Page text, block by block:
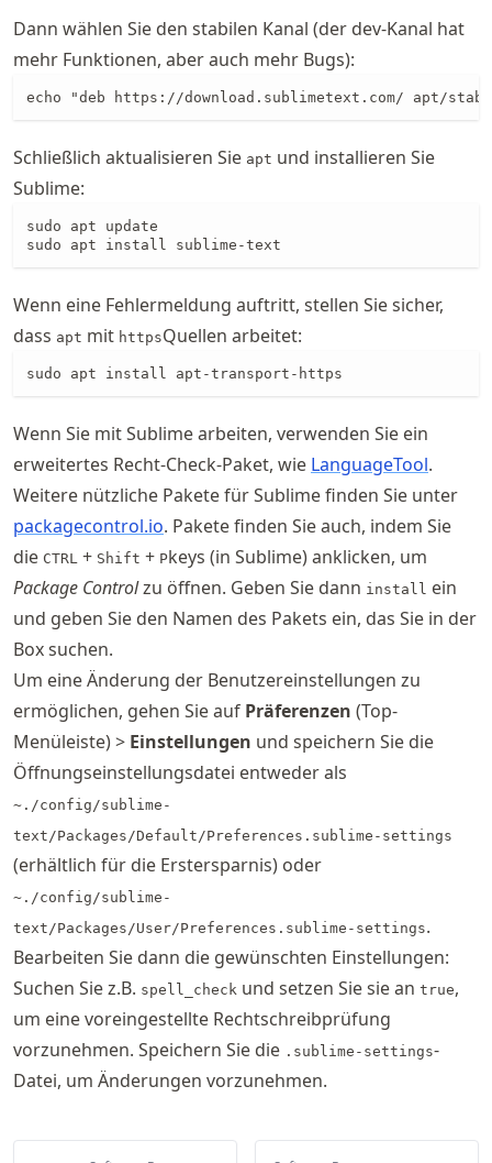
Dann wählen Sie den stabilen Kanal (der dev-Kanal hat
mehr Funktionen, aber auch mehr Bugs):
echo "deb https://download.sublimetext.com/ apt/
Schließlich aktualisieren Sie apt und installieren Sie
Sublime:
sudo apt update
sudo apt install sublime-text
Wenn eine Fehlermeldung auftritt, stellen Sie sicher,
dass apt mit httpsQuellen arbeitet:
sudo apt install apt-transport-https
Wenn Sie mit Sublime arbeiten, verwenden Sie ein
erweitertes Recht-Check-Paket, wie LanguageTool.
Weitere nützliche Pakete für Sublime finden Sie unter
packagecontrol.io. Pakete finden Sie auch, indem Sie
die CTRL + Shift + Pkeys (in Sublime) anklicken, um
Package Controlzu öffnen. Geben Sie dann install ein
und geben Sie den Namen des Pakets ein, das Sie in der
Box suchen.
Um eine Änderung der Benutzereinstellungen zu
ermöglichen, gehen Sie auf Präferenzen (Top-
Menüleiste) > Einstellungen und speichern Sie die
Öffnungseinstellungsdatei entweder als
~./config/sublime-
text/Packages/Default/Preferences.sublime-settings
(erhältlich für die Erstersparnis) oder
~./config/sublime-
text/Packages/User/Preferences.sublime-settings.
Bearbeiten Sie dann die gewünschten Einstellungen:
Suchen Sie z.B. spell_check und setzen Sie sie an true,
um eine voreingestellte Rechtschreibprüfung
vorzunehmen. Speichern Sie die .sublime-settings-
Datei, um Änderungen vorzunehmen.